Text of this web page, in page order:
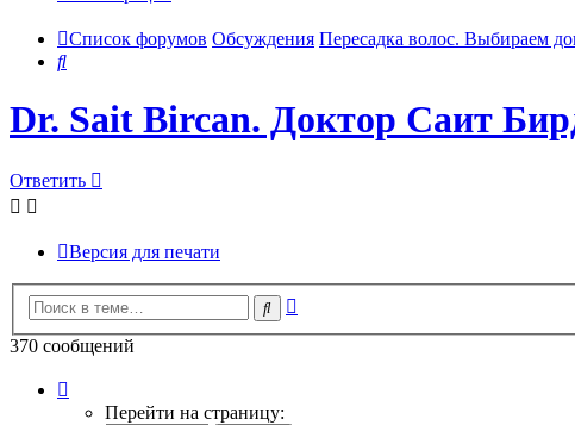
Список форумов Обсуждения Пересадка волос. Выбираем
Поиск
Dr. Sait Bircan. Доктор Саит
Ответить
Версия для печати
Поиск
370 сообщений
14
Перейти на страницу: